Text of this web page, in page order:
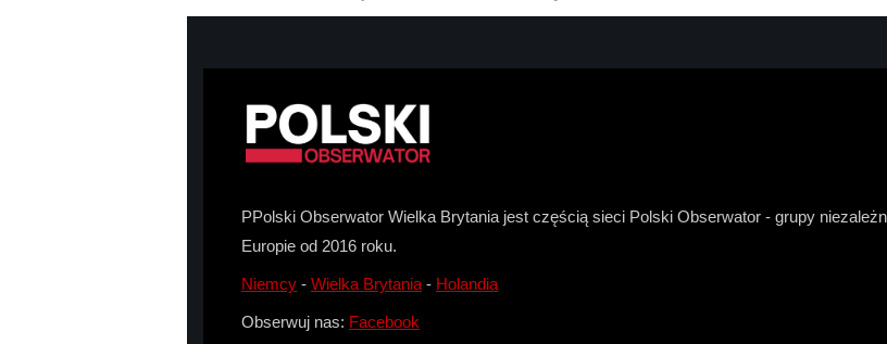
PPolski Obserwator Wielka Brytania jest częścią sieci Polski Obserwator - grupy
Europie od 2016 roku.
Niemcy - Wielka Brytania - Holandia
Obserwuj nas: Facebook